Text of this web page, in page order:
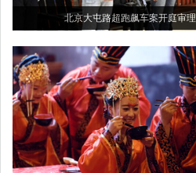
北京大屯路超跑飙车案开庭审理